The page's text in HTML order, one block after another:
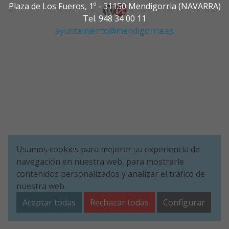
Plaza de Los Fueros, 1º - 31150 Mendigorria (NAVARRA)
Tel. 948 34 00 11
ayuntamiento@mendigorria.es
Usamos cookies para mejorar su experiencia de
navegación en nuestra web, para mostrarle
contenidos personalizados y analizar el tráfico de
nuestra web.
Aceptar todas
Rechazar todas Configurar